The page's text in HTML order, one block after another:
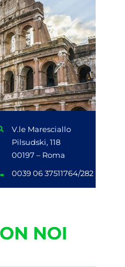
V.le Maresciallo
Pilsudski, 118
00197 – Roma
0039 06 37511764/282
NOI